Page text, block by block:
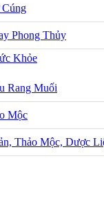
Phong Thủy
Khỏe
Rang Muối
Mộc
Thảo Mộc, Dược